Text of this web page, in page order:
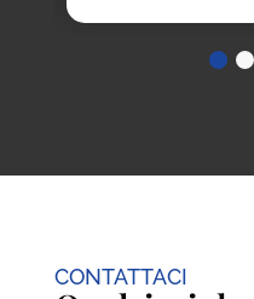
CONTATTACI